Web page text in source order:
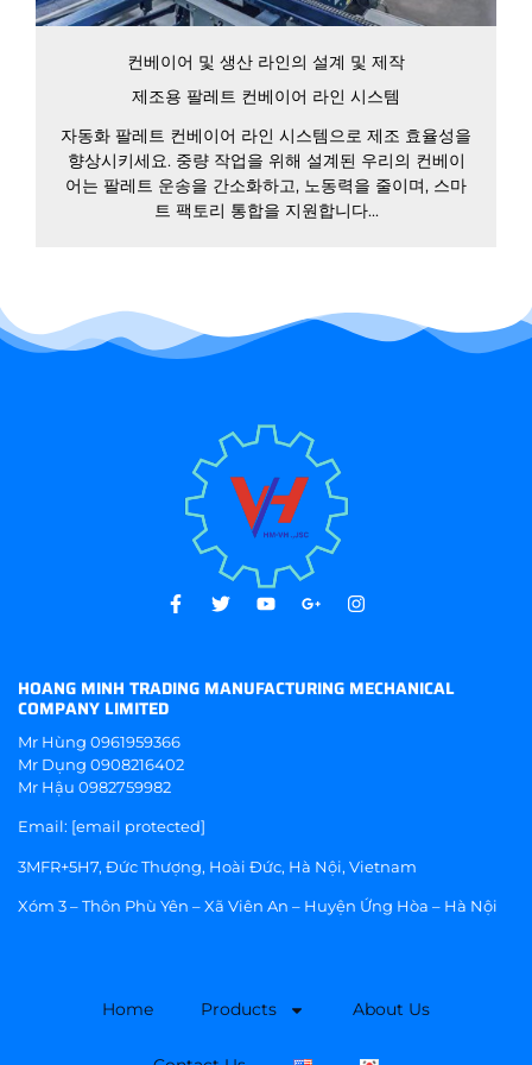
컨베이어 및 생산 라인의 설계 및 제작
제조용 팔레트 컨베이어 라인 시스템
자동화 팔레트 컨베이어 라인 시스템으로 제조 효율성을
향상시키세요. 중량 작업을 위해 설계된 우리의 컨베이
어는 팔레트 운송을 간소화하고, 노동력을 줄이며, 스마
트 팩토리 통합을 지원합니다...
HOANG MINH TRADING MANUFACTURING MECHANICAL
COMPANY LIMITED
Mr Hùng 0961959366
Mr Dụng 0908216402
Mr Hậu 0982759982
Email: [email protected]
3MFR+5H7, Đức Thượng, Hoài Đức, Hà Nội, Vietnam
Xóm 3 – Thôn Phù Yên – Xã Viên An – Huyện Ứng Hòa – Hà Nội
Home Products About Us